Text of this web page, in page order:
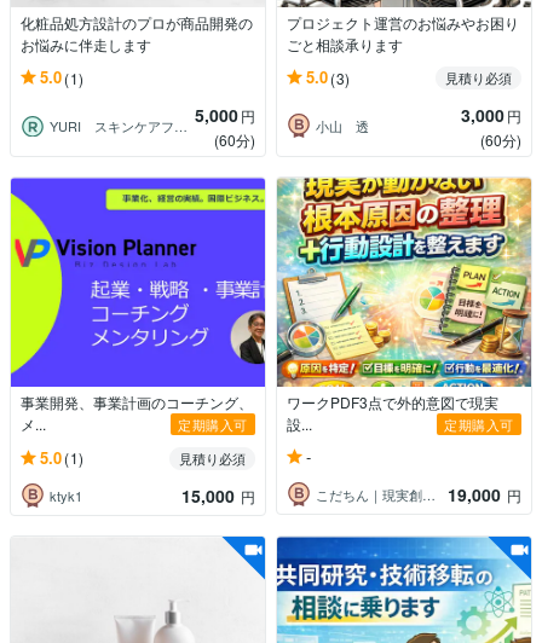
化粧品処方設計のプロが商品開発の
お悩みに伴走します
5.0(1)
YURI スキンケアフォーミュレーター 5,000円
(60分)
プロジェクト運営のお悩みやお困り
ごと相談承ります
5.0(3) 見積り必須
小山 透 3,000円
(60分)
事業開発、事業計画のコーチング、
メ...
定期購入可
5.0(1)
見積り必須
ktyk1
15,000 円
ワークPDF3点で外的意図で現実
設...
定期購入可
-
こだちん｜現実創造の実践コーチ 19,000 円